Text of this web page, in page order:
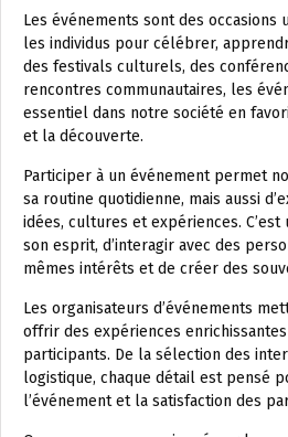
Les événements sont des occasions
les individus pour célébrer,
des festivals culturels, des
rencontres communautaires, les
essentiel dans notre société en
et la découverte.
Participer à un événement permet
sa routine quotidienne, mais aussi
idées, cultures et expériences.
son esprit, d’interagir avec des
mêmes intérêts et de créer des
Les organisateurs d’événements
offrir des expériences
participants. De la sélection des
logistique, chaque détail est pensé
l’événement et la satisfaction des